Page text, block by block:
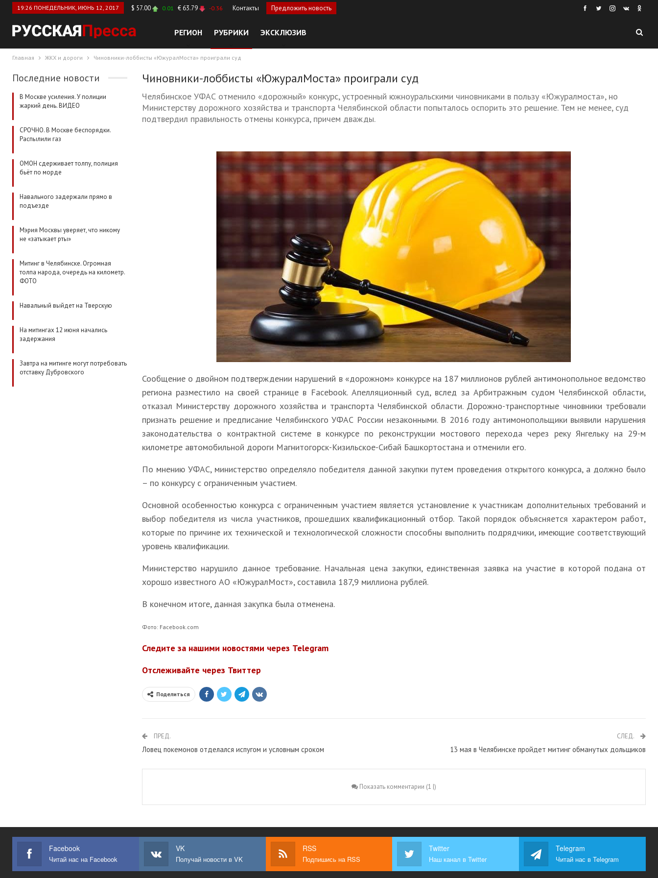
19:26 ПОНЕДЕЛЬНИК, ИЮНЬ 12, 2017 $ 57.00 0.01 € 63.79 -0.36 Контакты Предложить новость
РЕГИОН РУБРИКИ ЭКСКЛЮЗИВ
Главная ЖКХ и дороги Чиновники-лоббисты «ЮжуралМоста» проиграли суд
Чиновники-лоббисты «ЮжуралМоста» проиграли суд
Челябинское УФАС отменило «дорожный» конкурс, устроенный южноуральскими чиновниками в пользу «Южуралмоста», но
Министерству дорожного хозяйства и транспорта Челябинской области попыталось оспорить это решение. Тем не менее, суд
подтвердил правильность отмены конкурса, причем дважды.
Сообщение о двойном подтверждении нарушений в «дорожном» конкурсе на 187 миллионов рублей антимонопольное ведомство
региона разместило на своей странице в Facebook. Апелляционный суд, вслед за Арбитражным судом Челябинской области,
отказал Министерству дорожного хозяйства и транспорта Челябинской области. Дорожно-транспортные чиновники требовали
признать решение и предписание Челябинского УФАС России незаконными. В 2016 году антимонопольщики выявили нарушения
законодательства о контрактной системе в конкурсе по реконструкции мостового перехода через реку Янгельку на 29-м
километре автомобильной дороги Магнитогорск-Кизильское-Сибай Башкортостана и отменили его.
По мнению УФАС, министерство определяло победителя данной закупки путем проведения открытого конкурса, а должно было
– по конкурсу с ограниченным участием.
Основной особенностью конкурса с ограниченным участием является установление к участникам дополнительных требований и
выбор победителя из числа участников, прошедших квалификационный отбор. Такой порядок объясняется характером работ,
которые по причине их технической и технологической сложности способны выполнить подрядчики, имеющие соответствующий
уровень квалификации.
Министерство нарушило данное требование. Начальная цена закупки, единственная заявка на участие в которой подана от
хорошо известного АО «ЮжуралМост», составила 187,9 миллиона рублей.
В конечном итоге, данная закупка была отменена.
Фото: Facebook.com
Следите за нашими новостями через Telegram
Отслеживайте через Твиттер
Поделиться
ПРЕД.
Ловец покемонов отделался испугом и условным сроком
СЛЕД.
13 мая в Челябинске пройдет митинг обманутых дольщиков
Показать комментарии (1 |)
Последние новости
В Москве усиления. У полиции
жаркий день. ВИДЕО
СРОЧНО. В Москве беспорядки.
Распылили газ
ОМОН сдерживает толпу, полиция
бьёт по морде
Навального задержали прямо в
подъезде
Мэрия Москвы уверяет, что никому
не «затыкает рты»
Митинг в Челябинске. Огромная
толпа народа, очередь на километр.
ФОТО
Навальный выйдет на Тверскую
На митингах 12 июня начались
задержания
Завтра на митинге могут потребовать
отставку Дубровского
Facebook
Читай нас на Facebook
VK
Получай новости в VK
RSS
Подпишись на RSS
Twitter
Наш канал в Twitter
Telegram
Читай нас в Telegram